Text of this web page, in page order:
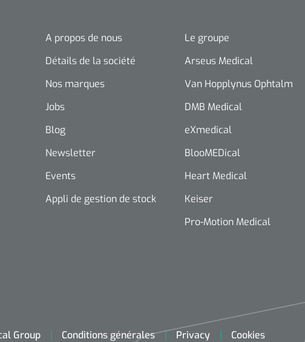
A propos de nous
Détails de la société
Nos marques
Jobs
Blog
Newsletter
Events
Appli de gestion de stock
Le groupe
Arseus Medical
Van Hopplynus Ophtalm
DMB Medical
eXmedical
BlooMEDical
Heart Medical
Keiser
Pro-Motion Medical
Group Conditions générales Privacy Cookies